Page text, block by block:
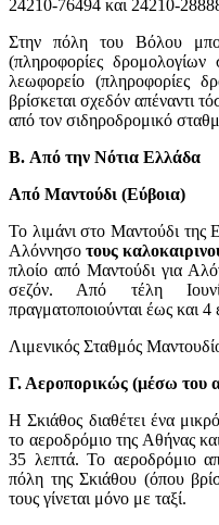
24210-76494 και 24210-
Στην πόλη του Βόλου
(πληροφορίες δρομολογίων
λεωφορείο (πληροφορίες
βρίσκεται σχεδόν απέναντι
από τον σιδηροδρομικό
B. Από την Νότια Ελλάδα
Από Μαντούδι (Εύβοια)
Το λιμάνι στο Μαντούδι της
Αλόννησο τους
πλοίο από Μαντούδι για
σεζόν. Από τέλη
πραγματοποιούνται έως και 4
Λιμενικός Σταθμός
Γ. Αεροπορικώς (μέσω του
Η Σκιάθος διαθέτει ένα
το αεροδρόμιο της Αθήνας
35 λεπτά. Το αεροδρόμιο
πόλη της Σκιάθου (όπου
τους γίνεται μόνο με ταξί.